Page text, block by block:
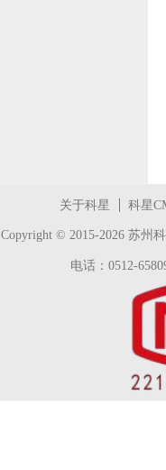
关于科星 科星
Copyright © 2015-2026 苏州
电话：0512-